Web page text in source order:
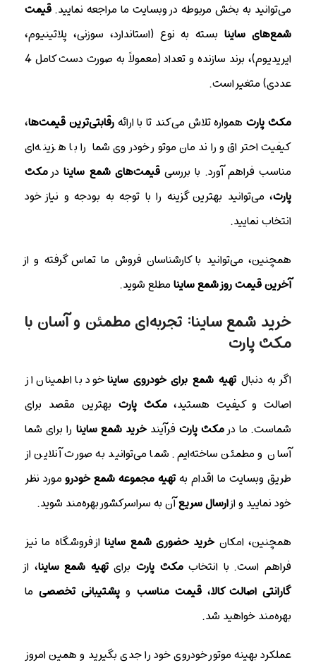
می‌توانید به بخش مربوطه در وبسایت ما مراجعه نمایید.قیمت
شمع‌های ساینابسته به نوع (استاندارد، سوزنی، پلاتینیوم،
ایریدیوم)، برند سازنده و تعداد (معمولاً به صورت دست کامل 4
عددی) متغیر است.
مکث پارتهمواره تلاش می‌کند تا با ارائهرقابتی‌ترین قیمت‌ها،
کیفیت احتراق و راندمان موتور خودروی شما را با هزینه‌ای
مناسب فراهم آورد. با بررسیقیمت‌های شمع ساینادرمکث
پارت، می‌توانید بهترین گزینه را با توجه به بودجه و نیاز خود
انتخاب نمایید.
همچنین، می‌توانید با کارشناسان فروش ما تماس گرفته و از
آخرین قیمت روز شمع ساینامطلع شوید.
خرید شمع ساینا: تجربه‌ای مطمئن و آسان با
مکث پارت
اگر به دنبالتهیه شمع برای خودروی سایناخود با اطمینان از
اصالت و کیفیت هستید،مکث پارت بهترین مقصد برای
شماست. ما درمکث پارتفرآیندخرید شمع ساینا را برای شما
آسان و مطمئن ساخته‌ایم. شما می‌توانید به صورت آنلاین از
طریق وبسایت ما اقدام بهتهیه مجموعه شمع خودرومورد نظر
خود نمایید و ازارسال سریعآن به سراسر کشور بهره‌مند شوید.
همچنین، امکانخرید حضوری شمع ساینااز فروشگاه ما نیز
فراهم است. با انتخابمکث پارتبرایتهیه شمع ساینا، از
گارانتی اصالت کالا،قیمت مناسب و پشتیبانی تخصصیما
بهره‌مند خواهید شد.
عملکرد بهینه موتور خودروی خود را جدی بگیرید و همین امروز